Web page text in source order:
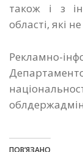
також і з
області, які
Рекламно-
ПОВ’ЯЗАНО